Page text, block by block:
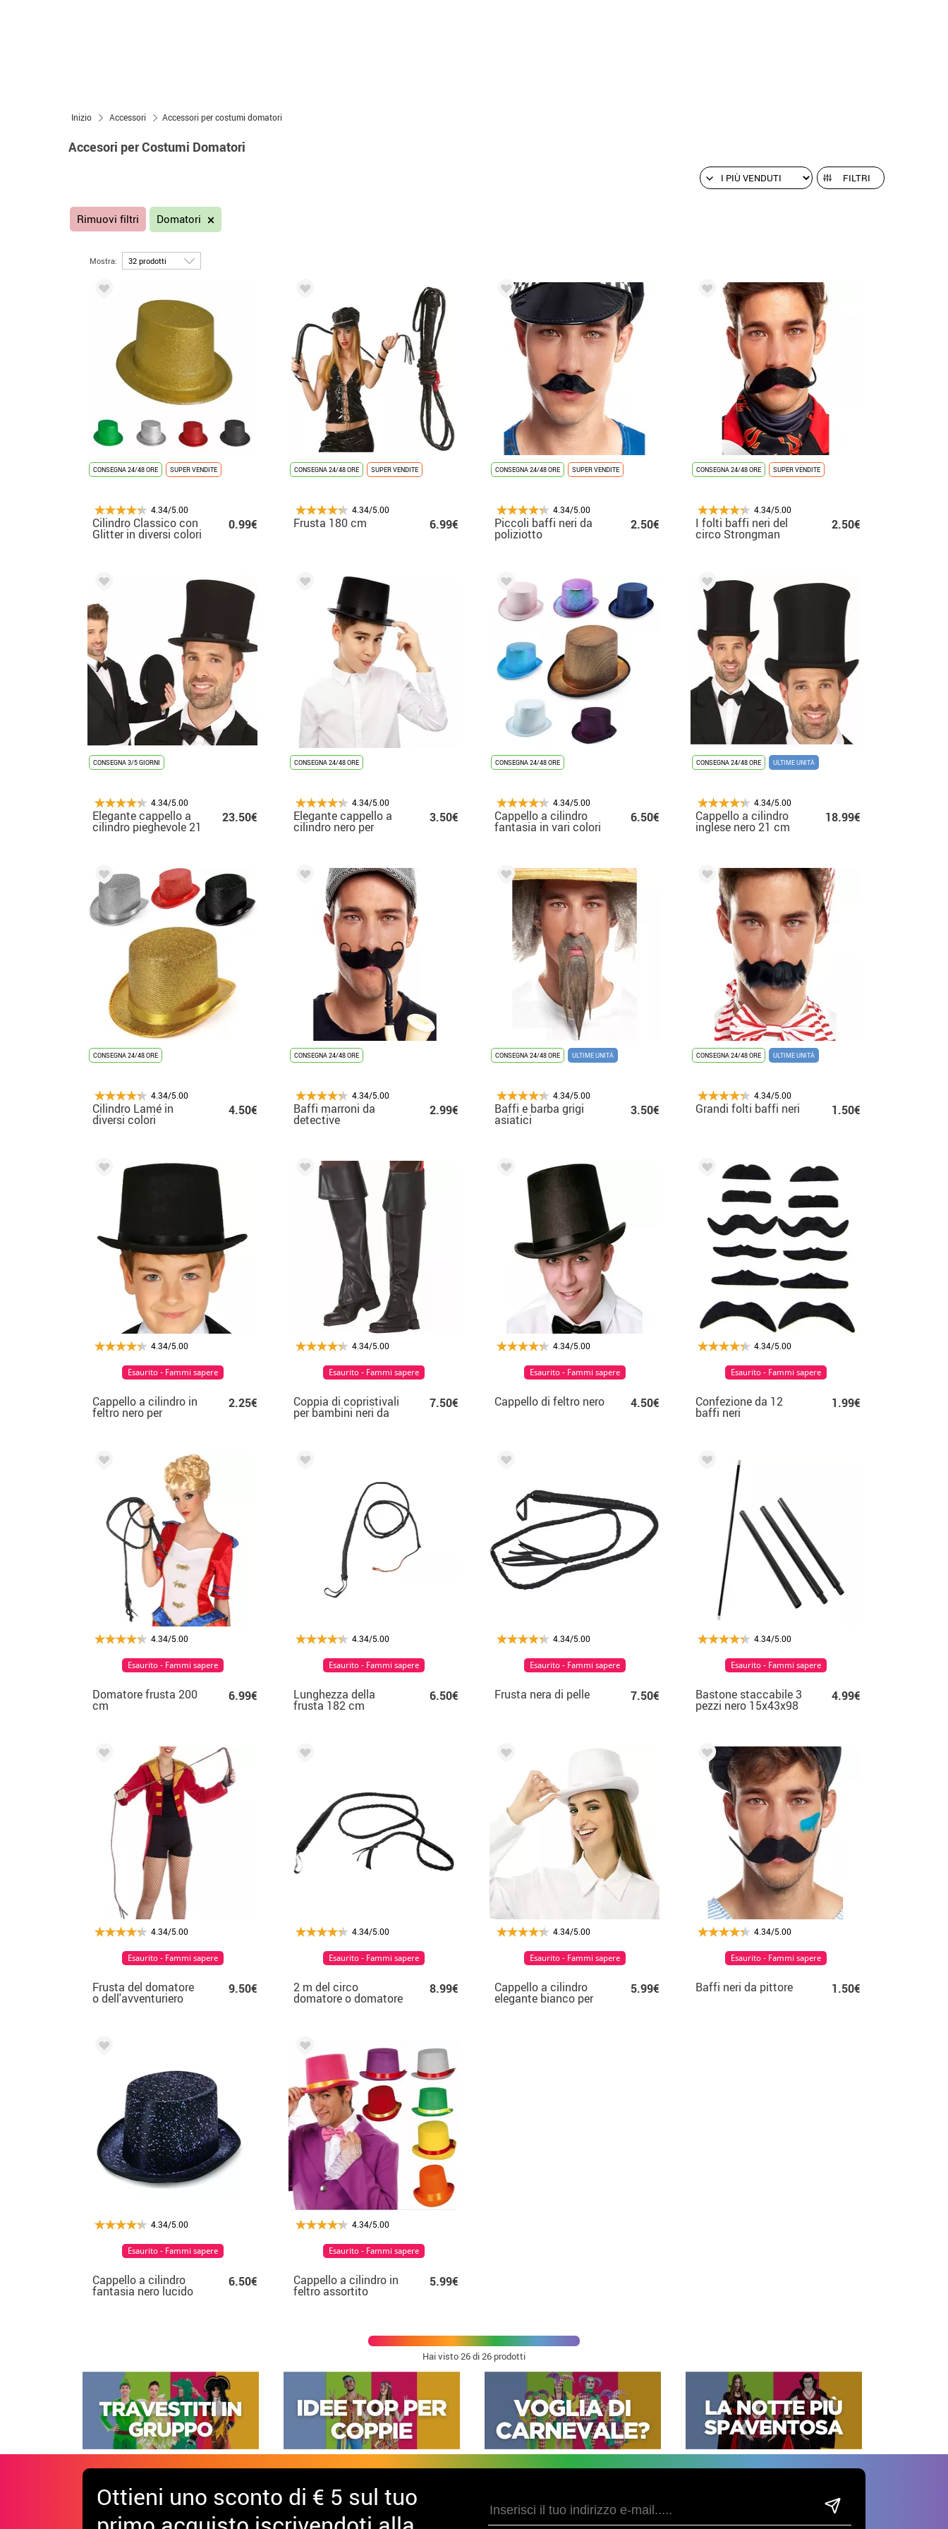
Inizio Accessori Accessori per costumi domatori
Accesori per Costumi Domatori
FILTRI
Rimuovi filtri Domatori
Mostra:
CONSEGNA 24/48 ORE SUPER VENDITE
4.34/5.00
Cilindro Classico con
Glitter in diversi colori
0.99€
CONSEGNA 24/48 ORE SUPER VENDITE
4.34/5.00
Frusta 180 cm 6.99€
CONSEGNA 24/48 ORE SUPER VENDITE
4.34/5.00
Piccoli baffi neri da
poliziotto
2.50€
CONSEGNA 24/48 ORE SUPER VENDITE
4.34/5.00
I folti baffi neri del
circo Strongman
2.50€
CONSEGNA 3/5 GIORNI
4.34/5.00
Elegante cappello a
cilindro pieghevole 21
cm adulto
23.50€
CONSEGNA 24/48 ORE
4.34/5.00
Elegante cappello a
cilindro nero per
bambini 25x22x10
3.50€
CONSEGNA 24/48 ORE
4.34/5.00
Cappello a cilindro
fantasia in vari colori
6.50€
CONSEGNA 24/48 ORE ULTIME UNITÀ
4.34/5.00
Cappello a cilindro
inglese nero 21 cm
adulto
18.99€
CONSEGNA 24/48 ORE
4.34/5.00
Cilindro Lamé in
diversi colori
4.50€
CONSEGNA 24/48 ORE
4.34/5.00
Baffi marroni da
detective
2.99€
CONSEGNA 24/48 ORE ULTIME UNITÀ
4.34/5.00
Baffi e barba grigi
asiatici
3.50€
CONSEGNA 24/48 ORE ULTIME UNITÀ
4.34/5.00
Grandi folti baffi neri 1.50€
4.34/5.00
Cappello a cilindro in
feltro nero per
2.25€
Esaurito - Fammi sapere
4.34/5.00
Coppia di copristivali
per bambini neri da
50 cm
7.50€
Esaurito - Fammi sapere
4.34/5.00
Cappello di feltro nero 4.50€
Esaurito - Fammi sapere
4.34/5.00
Confezione da 12
baffi neri
1.99€
Esaurito - Fammi sapere
4.34/5.00
Domatore frusta 200
cm
6.99€
Esaurito - Fammi sapere
4.34/5.00
Lunghezza della
frusta 182 cm
6.50€
Esaurito - Fammi sapere
4.34/5.00
Frusta nera di pelle 7.50€
Esaurito - Fammi sapere
4.34/5.00
Bastone staccabile 3
pezzi nero 15x43x98
cm
4.99€
Esaurito - Fammi sapere
4.34/5.00
Frusta del domatore
o dell'avventuriero
9.50€
Esaurito - Fammi sapere
4.34/5.00
2 m del circo
domatore o domatore
8.99€
Esaurito - Fammi sapere
4.34/5.00
Cappello a cilindro
elegante bianco per
adulto 31x26x12 cm
5.99€
Esaurito - Fammi sapere
4.34/5.00
Baffi neri da pittore 1.50€
Esaurito - Fammi sapere
4.34/5.00
Cappello a cilindro
fantasia nero lucido
6.50€
Esaurito - Fammi sapere
4.34/5.00
Cappello a cilindro in
feltro assortito
5.99€
Esaurito - Fammi sapere
Hai visto26di 26 prodotti
Ottieni uno sconto di € 5 sul tuo